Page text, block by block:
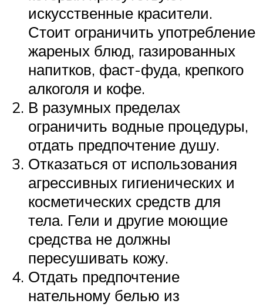
искусственные красители.
Стоит ограничить употребление
жареных блюд, газированных
напитков, фаст-фуда, крепкого
алкоголя и кофе.
В разумных пределах
ограничить водные процедуры,
отдать предпочтение душу.
Отказаться от использования
агрессивных гигиенических и
косметических средств для
тела. Гели и другие моющие
средства не должны
пересушивать кожу.
Отдать предпочтение
нательному белью из